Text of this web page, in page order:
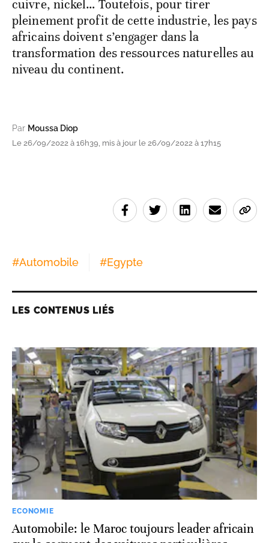
cuivre, nickel… Toutefois, pour tirer
pleinement profit de cette industrie, les pays
africains doivent s’engager dans la
transformation des ressources naturelles au
niveau du continent.
Par Moussa Diop
Le 26/09/2022 à 16h39, mis à jour le 26/09/2022 à 17h15
#Automobile #Egypte
LES CONTENUS LIÉS
ECONOMIE
Automobile: le Maroc toujours leader africain